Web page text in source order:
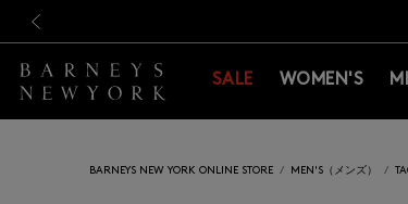
新規登録のお
新規登録のお
SALE WOMEN'S
BARNEYS NEW YORK ONLINE STORE MEN'S（メンズ）